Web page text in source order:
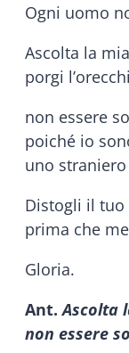
Ogni uomo
Ascolta la
porgi
non essere
poiché io
uno
Distogli il
prima che
Gloria.
Ant.Ascolta
non essere